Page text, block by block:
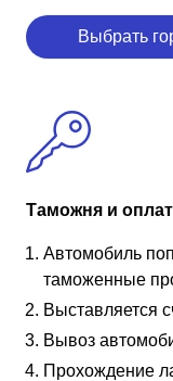
Выбрать
Таможня и
Автомобиль
таможенные
Выставляется
Вывоз
Прохождение